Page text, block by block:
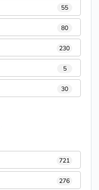
55
80
230
5
30
721
276